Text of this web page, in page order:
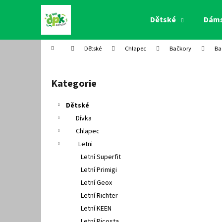
Dětské
Domů Dětské Chlapec Bačkory
Přeskočit
kategorie
Kategorie
Dětské
Dívka
Chlapec
Letni
Letní Superfit
Letní Primigi
Letní Geox
Letní Richter
Letní KEEN
í
Zpět
do
Zpět
do